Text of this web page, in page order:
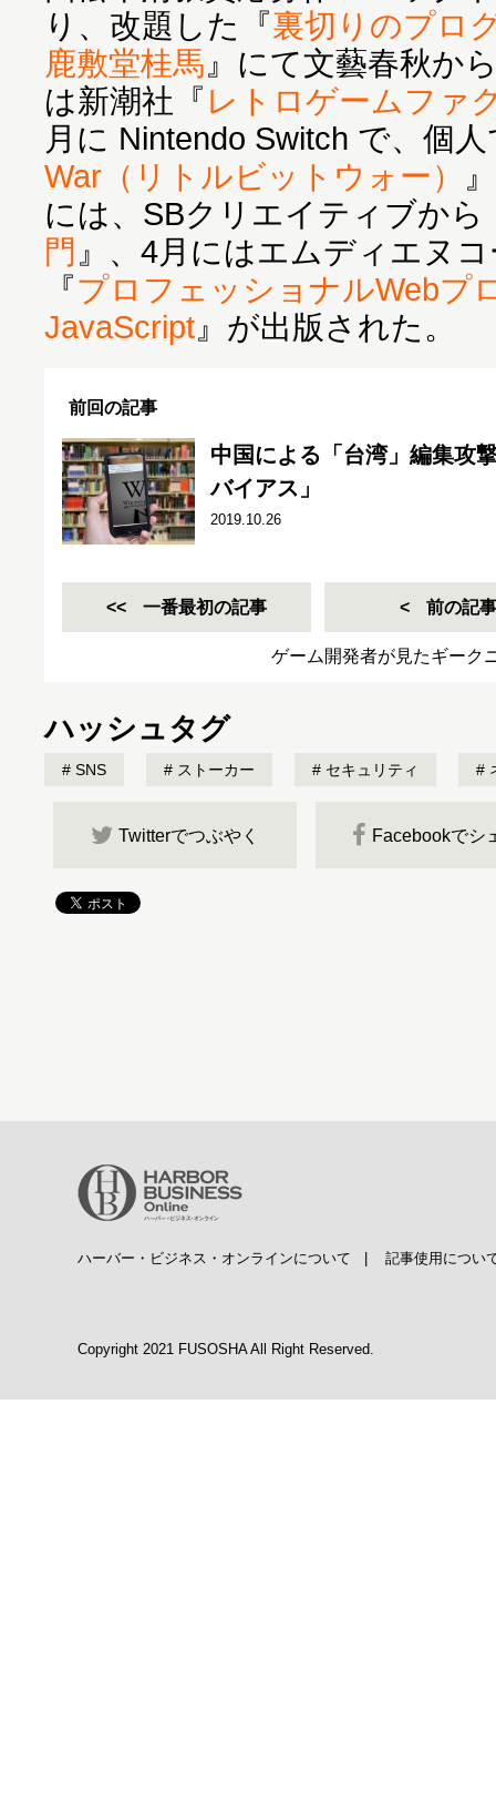
り、改題した『裏切りのプロ
鹿敷堂桂馬 』にて文藝春秋か
は新潮社『 レトロゲームファ
月に Nintendo Switch で、個
War（リトルビットウォー）
には、SBクリエイティブから
門 』、4月にはエムディエヌ
『プロフェッショナルWeb
JavaScript 』が出版された。
前回の記事
中国による「台湾」編集攻
バイアス」
2019.10.26
一番最初の記事 前の記事
ゲーム開発者が見たギーク
ハッシュタグ
SNS ストーカー セキュリティ
Twitterでつぶやく Facebookでシ
ハーバー・ビジネス・オンラインについて 記事使用につい
Copyright 2021 FUSOSHA All Right Reserved.